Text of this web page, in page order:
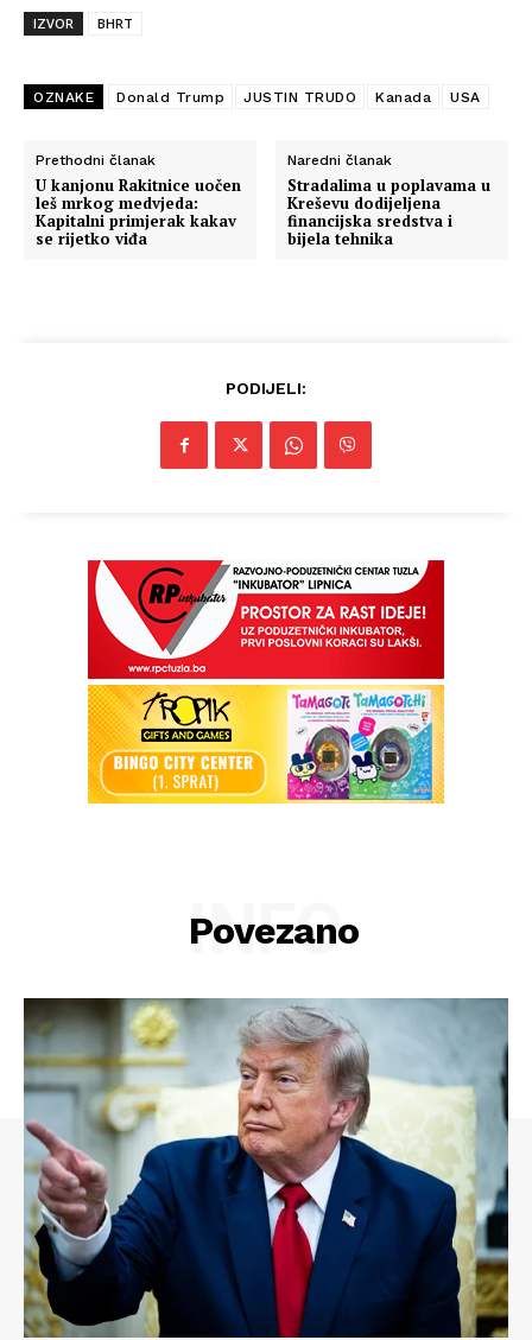
IZVOR BHRT
OZNAKE Donald Trump JUSTIN TRUDO Kanada USA
Prethodni članak
U kanjonu Rakitnice uočen
leš mrkog medvjeda:
Kapitalni primjerak kakav
se rijetko viđa
Naredni članak
Stradalima u poplavama u
Kreševu dodijeljena
financijska sredstva i
bijela tehnika
PODIJELI:
Povezano
INFO